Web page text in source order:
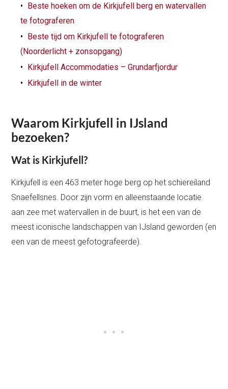
Beste hoeken om de Kirkjufell berg en watervallen
te fotograferen
Beste tijd om Kirkjufell te fotograferen
(Noorderlicht + zonsopgang)
Kirkjufell Accommodaties – Grundarfjordur
Kirkjufell in de winter
Waarom Kirkjufell in IJsland
bezoeken?
Wat is Kirkjufell?
Kirkjufell is een 463 meter hoge berg op het schiereiland
Snaefellsnes. Door zijn vorm en alleenstaande locatie
aan zee met watervallen in de buurt, is het een van de
meest iconische landschappen van IJsland geworden (en
een van de meest gefotografeerde).